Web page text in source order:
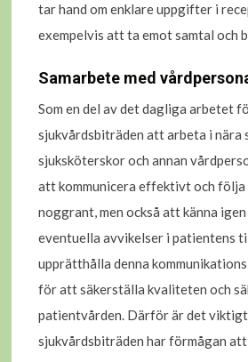
tar hand om enklare uppgifter i
exempelvis att ta emot samtal och
Samarbete med
Som en del av det dagliga arbetet
sjukvårdsbiträden att arbeta i nära
sjuksköterskor och annan
att kommunicera effektivt och
noggrant, men också att känna
eventuella avvikelser i patientens
upprätthålla denna
för att säkerställa kvaliteten och
patientvården. Därför är det
sjukvårdsbiträden har förmågan